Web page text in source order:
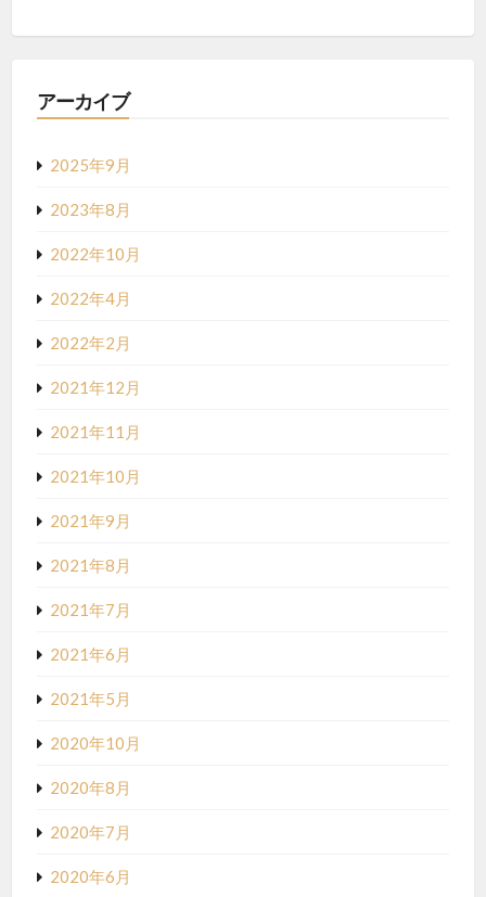
アーカイブ
2025年9月
2023年8月
2022年10月
2022年4月
2022年2月
2021年12月
2021年11月
2021年10月
2021年9月
2021年8月
2021年7月
2021年6月
2021年5月
2020年10月
2020年8月
2020年7月
2020年6月